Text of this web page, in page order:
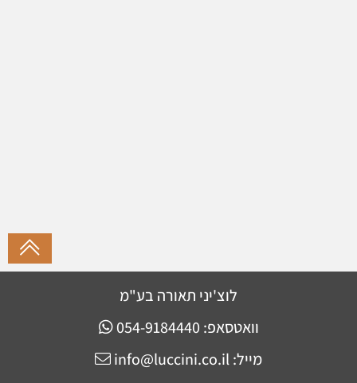
לוצ'יני תאורה בע"מ
וואטסאפ: 054-9184440
מייל: info@luccini.co.il